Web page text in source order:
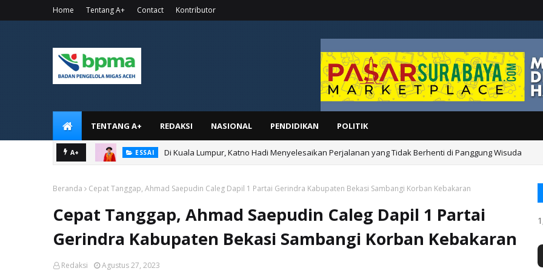
Home Tentang A+ Contact Kontributor
TENTANG A+ REDAKSI NASIONAL PENDIDIKAN POLITIK
A+ ESSAI Di Kuala Lumpur, Katno Hadi Menyelesaikan Perjalanan yang Tidak Berhenti di Panggung Wisuda
Beranda Cepat Tanggap, Ahmad Saepudin Caleg Dapil 1 Partai Gerindra Kabupaten Bekasi Sambangi Korban Kebakaran
Cepat Tanggap, Ahmad Saepudin Caleg Dapil 1 Partai
Gerindra Kabupaten Bekasi Sambangi Korban Kebakaran
Redaksi Agustus 27, 2023